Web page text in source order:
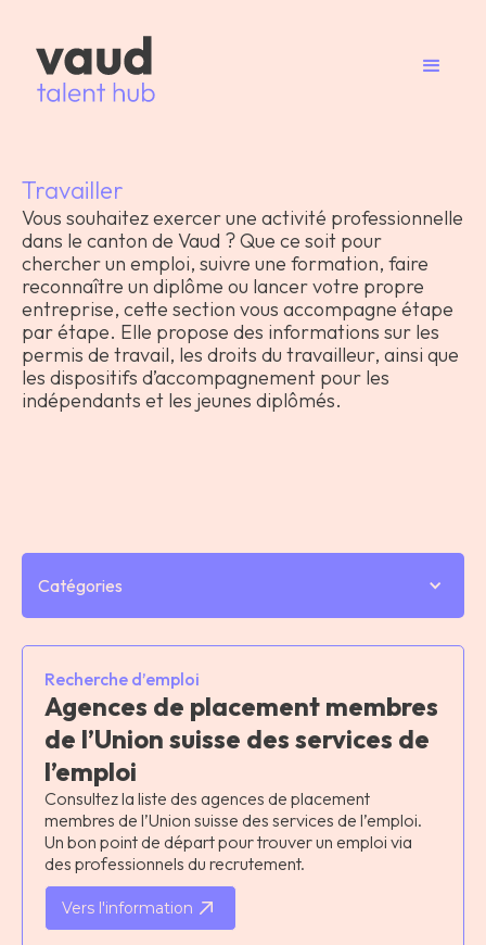
Travailler
Vous souhaitez exercer une activité professionnelle
dans le canton de Vaud ? Que ce soit pour
chercher un emploi, suivre une formation, faire
reconnaître un diplôme ou lancer votre propre
entreprise, cette section vous accompagne étape
par étape. Elle propose des informations sur les
permis de travail, les droits du travailleur, ainsi que
les dispositifs d’accompagnement pour les
indépendants et les jeunes diplômés.
Catégories
Recherche d’emploi
Agences de placement membres
de l’Union suisse des services de
l’emploi
Consultez la liste des agences de placement
membres de l’Union suisse des services de l’emploi.
Un bon point de départ pour trouver un emploi via
des professionnels du recrutement.
Vers l'information